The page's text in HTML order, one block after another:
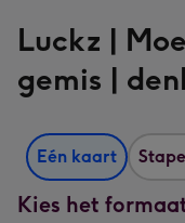
Luckz |
gemis |
Eén kaart
Kies het